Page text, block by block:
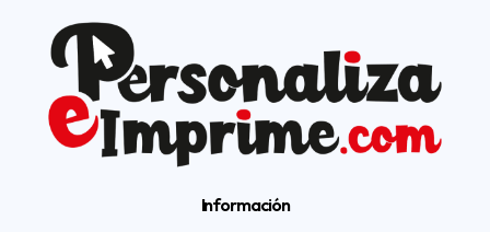
Información